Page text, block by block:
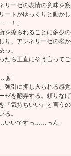
リーゼの表情の意味を
ートがゆっくりと動かし
！」
を擦られることに多少
り、アンネリーゼの喉
」
たら正直にそう言って
」
強引に押し入られる感
ゼを翻弄する。頼りな
『気持ちいい』と言う
る。
いですっ……っん」